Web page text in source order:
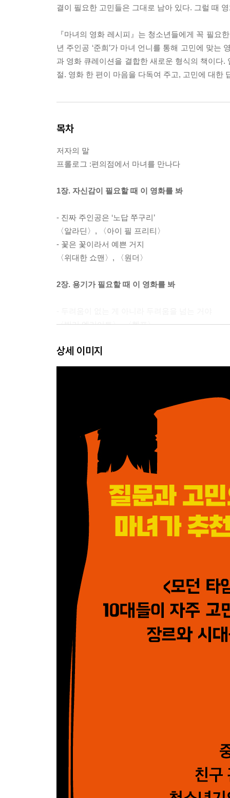
결이 필요한 고민들은 그대로 남아 있다. 그럴 때
『마녀의 영화 레시피』는 청소년들에게 꼭 필요
년 주인공 ‘준희’가 마녀 언니를 통해 고민에 맞
과 영화 큐레이션을 결합한 새로운 형식의 책이다
절. 영화 한 편이 마음을 다독여 주고, 고민에 대한
목차
저자의 말
프롤로그 :편의점에서 마녀를 만나다
1장. 자신감이 필요할 때 이 영화를 봐
- 진짜 주인공은 ‘노답 쭈구리’
〈알라딘〉, 〈아이 필 프리티〉
- 꽃은 꽃이라서 예쁜 거지
〈위대한 쇼맨〉, 〈원더〉
2장. 용기가 필요할 때 이 영화를 봐
〈빌리 엘리어트〉, 〈헬프〉
〈옥토버 스카이〉, 〈주토피아〉
- 편견의 바위를 깨는 끈질긴 물 한 방울
〈히든 피겨스〉, 〈아이 캔 스피크 잉글리쉬〉
- 절망에 지친 백 명의 사람은 서로 다른 백 가지의
〈조커〉, 〈모던 타임즈〉
4장. 친구가 필요할 때 이 영화를 봐
- 다이아몬드보다 손때 묻은 사기그릇 같은 우정의
〈우아한 거짓말〉, 〈우리들〉
- 빛나는 인연을 발견하려면 먼저 손을 내밀어
〈포레스트 검프〉, 〈플립〉
5장. 위로가 필요할 때 이 영화를 봐
- 눈물이 짜니까 행복이 더 달콤한 거야
〈인사이드 아웃〉, 〈월 플라워〉
- 상처와 화해하기
〈굿 윌 헌팅〉, 〈겨울왕국〉
6장. 미래의 꿈이 필요할 때 이 영화를 봐
- 법 앞에 평등한 세상을 위하여
〈변호인〉
- 무한경쟁시대, 예술을 향한 열정 vs 최고를 향한
〈파이널리스트〉
- 미지의 세계를 탐험하는 우주비행사
- 진실과 양심, 언론인으로 사는 법
〈스포트라이트〉
- 미지로 나아가기 위한 끊임없는 질문, 로봇공학자
상세 이미지